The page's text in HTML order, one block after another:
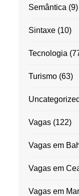
Semântica (9)
Sintaxe(10)
Tecnologia
Turismo(63)
Uncategorized
Vagas(122)
Vagas em
Vagas em
Vagas em